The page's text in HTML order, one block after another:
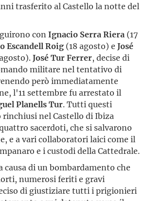
trasferito al Castello la notte del
con Ignacio Serra Riera (17
Escandell Roig (18 agosto) e José
José Tur Ferrer, decise di
militare nel tentativo di
però immediatamente
l'11 settembre fu arrestato il
Planells Tur. Tutti questi
nel Castello di Ibiza
sacerdoti, che si salvarono
e a vari collaboratori laici come il
e i custodi della Cattedrale.
causa di un bombardamento che
numerosi feriti e gravi
di giustiziare tutti i prigionieri